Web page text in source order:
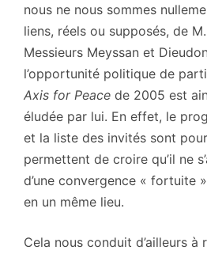
nous ne nous sommes
liens, réels ou supposés, de
Messieurs Meyssan et
l’opportunité politique de
Axis for Peace de 2005 est
éludée par lui. En effet, le
et la liste des invités sont
permettent de croire qu’il ne
d’une convergence « fortuite
en un même lieu.
Cela nous conduit d’ailleurs à